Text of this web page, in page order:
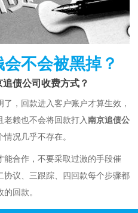
不会被黑掉？
债公司收费方式？
，回款进入客户账户才算生效，
赖也不会将回款打入南京追债公
况几乎不存在。
能合作，不要采取过激的手段催
议、三跟踪、四回款每个步骤都
回款。